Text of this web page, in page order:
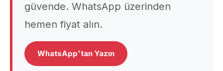
güvende. WhatsApp üzerinden
hemen fiyat alın.
WhatsApp'tan Yazın